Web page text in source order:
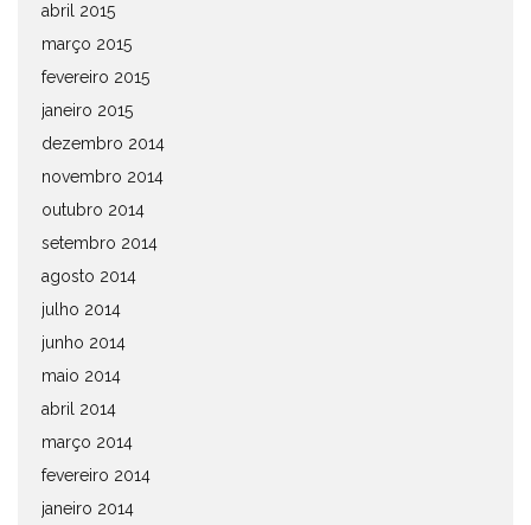
abril 2015
março 2015
fevereiro 2015
janeiro 2015
dezembro 2014
novembro 2014
outubro 2014
setembro 2014
agosto 2014
julho 2014
junho 2014
maio 2014
abril 2014
março 2014
fevereiro 2014
janeiro 2014